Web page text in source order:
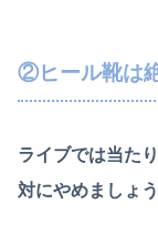
②ヒール靴は
ライブでは当た
対にやめましょう